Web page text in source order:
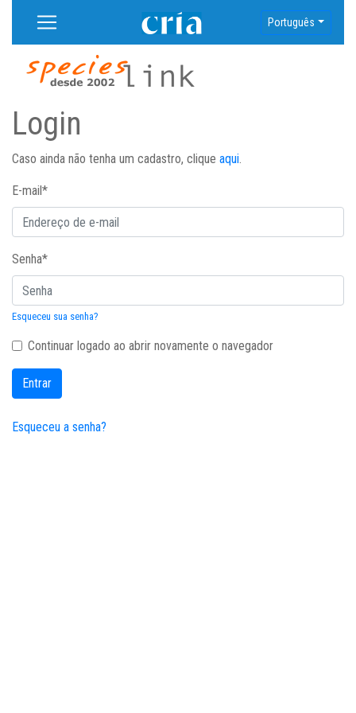
Português
Login
Caso ainda não tenha um cadastro, clique aqui.
E-mail*
Senha*
Esqueceu sua senha?
Continuar logado ao abrir novamente o navegador
Entrar
Esqueceu a senha?